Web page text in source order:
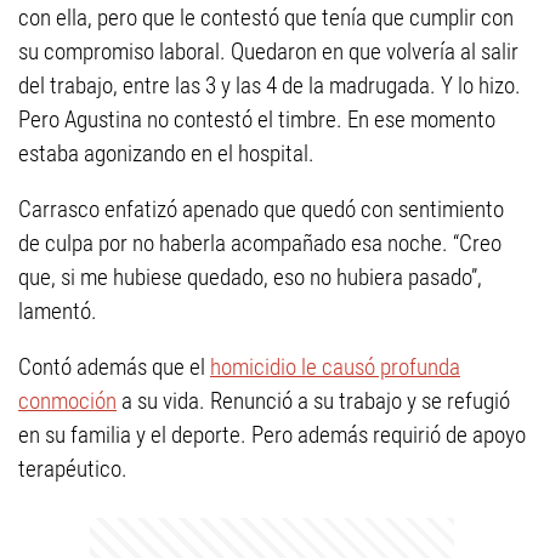
con ella, pero que le contestó que tenía que cumplir con
su compromiso laboral. Quedaron en que volvería al salir
del trabajo, entre las 3 y las 4 de la madrugada. Y lo hizo.
Pero Agustina no contestó el timbre. En ese momento
estaba agonizando en el hospital.
Carrasco enfatizó apenado que quedó con sentimiento
de culpa por no haberla acompañado esa noche. “Creo
que, si me hubiese quedado, eso no hubiera pasado”,
lamentó.
Contó además que el homicidio le causó profunda
conmoción a su vida. Renunció a su trabajo y se refugió
en su familia y el deporte. Pero además requirió de apoyo
terapéutico.